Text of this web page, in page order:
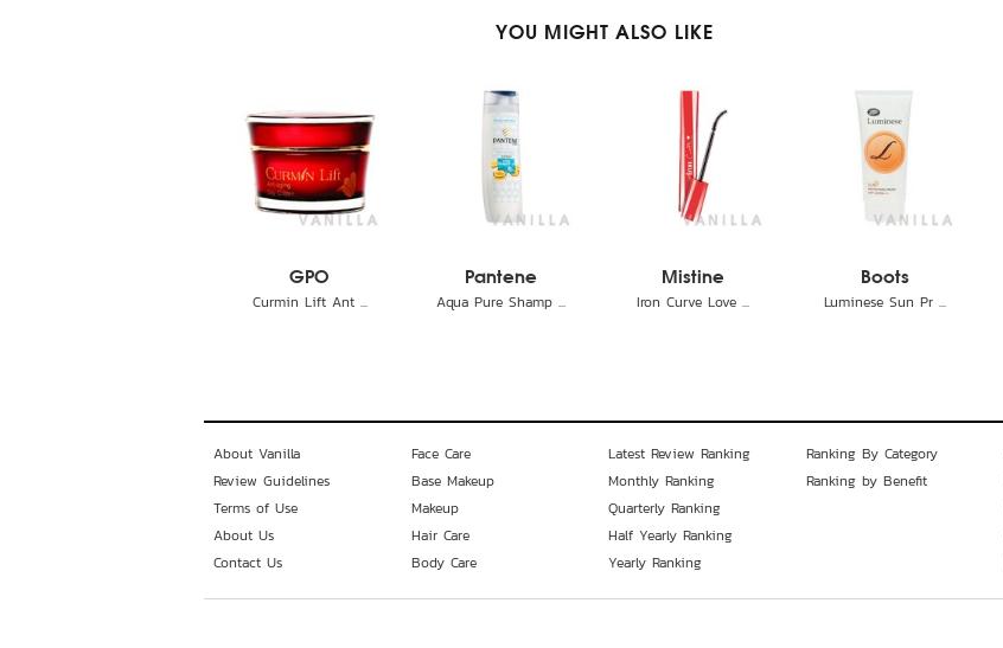
YOU MIGHT ALSO LIKE
GPO
Curmin Lift Ant ...
Pantene
Aqua Pure Shamp ...
Mistine
Iron Curve Love ...
Boots
Luminese Sun Pr ...
About Vanilla
Review Guidelines
Terms of Use
About Us
Contact Us
Face Care
Base Makeup
Makeup
Hair Care
Body Care
Latest Review Ranking
Monthly Ranking
Quarterly Ranking
Half Yearly Ranking
Yearly Ranking
Ranking By Category
Ranking by Benefit